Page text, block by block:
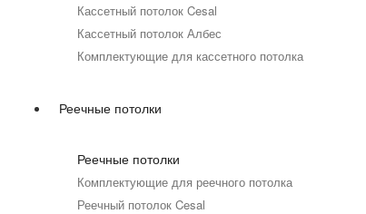
Кассетный потолок Cesal
Кассетный потолок Албес
Комплектующие для кассетного потолка
Реечные потолки
Реечные потолки
Комплектующие для реечного потолка
Реечный потолок Cesal